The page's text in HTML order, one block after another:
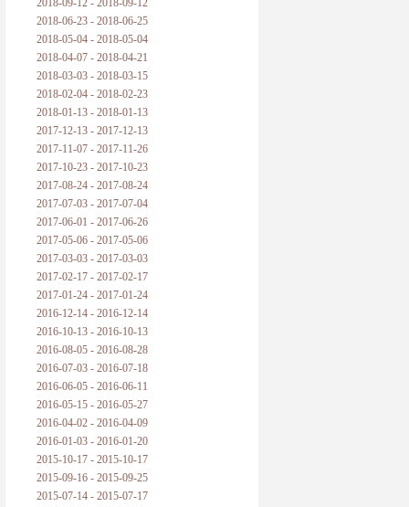
2018-09-12 - 2018-09-12
2018-06-23 - 2018-06-25
2018-05-04 - 2018-05-04
2018-04-07 - 2018-04-21
2018-03-03 - 2018-03-15
2018-02-04 - 2018-02-23
2018-01-13 - 2018-01-13
2017-12-13 - 2017-12-13
2017-11-07 - 2017-11-26
2017-10-23 - 2017-10-23
2017-08-24 - 2017-08-24
2017-07-03 - 2017-07-04
2017-06-01 - 2017-06-26
2017-05-06 - 2017-05-06
2017-03-03 - 2017-03-03
2017-02-17 - 2017-02-17
2017-01-24 - 2017-01-24
2016-12-14 - 2016-12-14
2016-10-13 - 2016-10-13
2016-08-05 - 2016-08-28
2016-07-03 - 2016-07-18
2016-06-05 - 2016-06-11
2016-05-15 - 2016-05-27
2016-04-02 - 2016-04-09
2016-01-03 - 2016-01-20
2015-10-17 - 2015-10-17
2015-09-16 - 2015-09-25
2015-07-14 - 2015-07-17